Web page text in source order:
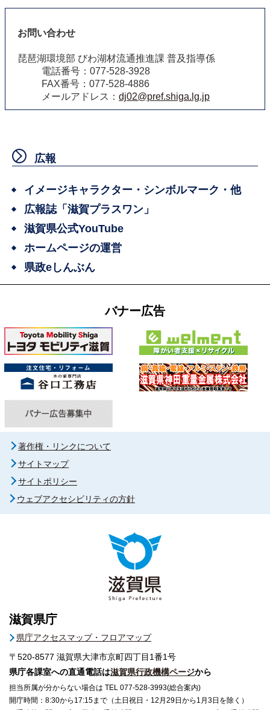
お問い合わせ
琵琶湖環境部 びわ湖材流通推進課 普及指導係
電話番号：077-528-3928
FAX番号：077-528-4886
メールアドレス： dj02@pref.shiga.lg.jp
広報
イメージキャラクター・シンボルマーク・他
広報誌「滋賀プラスワン」
滋賀県公式YouTube
ホームページの運営
県政eしんぶん
バナー広告
著作権・リンクについて
サイトマップ
サイトポリシー
ウェブアクセシビリティの方針
滋賀県庁
県庁アクセスマップ・フロアマップ
〒520-8577 滋賀県大津市京町四丁目1番1号
県庁各課室への直通電話は滋賀県行政機構ページから
担当所属が分からない場合は TEL 077-528-3993(総合案内)
開庁時間：8:30から17:15まで（土日祝日・12月29日から1月3日を除く）